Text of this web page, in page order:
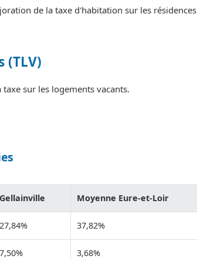
de la taxe d'habitation sur les résidences
(TLV)
sur les logements vacants.
Gellainville Moyenne Eure-et-Loir
27,84% 37,82%
7,50% 3,68%